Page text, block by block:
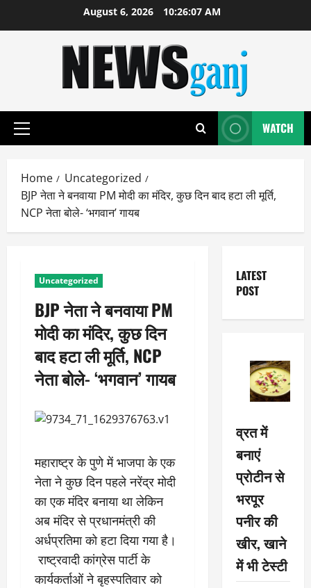
August 6, 2026 10:26:07 AM
Primary
WATCH
Home
Uncategorized
BJP नेता ने बनवाया PM मोदी का मंदिर, कुछ दिन बाद हटा ली मूर्ति,
NCP नेता बोले- ‘भगवान’ गायब
Uncategorized
BJP नेता ने बनवाया PM
मोदी का मंदिर, कुछ दिन
बाद हटा ली मूर्ति, NCP
नेता बोले- ‘भगवान’ गायब
महाराष्ट्र के पुणे में भाजपा के एक
नेता ने कुछ दिन पहले नरेंद्र मोदी
का एक मंदिर बनाया था लेकिन
अब मंदिर से प्रधानमंत्री की
अर्धप्रतिमा को हटा दिया गया है।
राष्ट्रवादी कांग्रेस पार्टी के
कार्यकर्ताओं ने बृहस्पतिवार को
LATEST
POST
व्रत में
बनाएं
प्रोटीन से
भरपूर
पनीर की
खीर, खाने
में भी टेस्टी